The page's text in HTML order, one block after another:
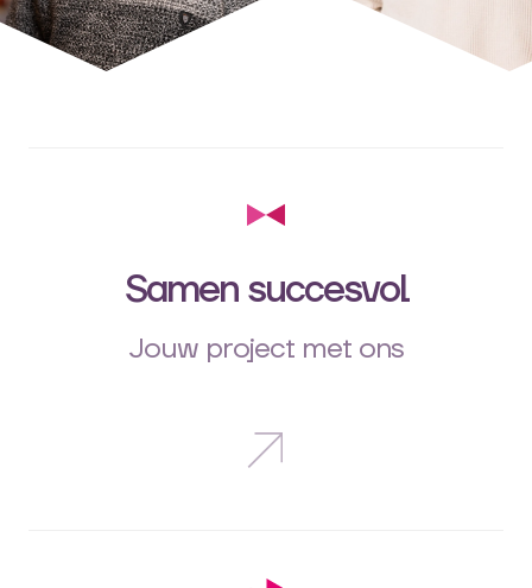
Samen succesvol
Jouw project met ons